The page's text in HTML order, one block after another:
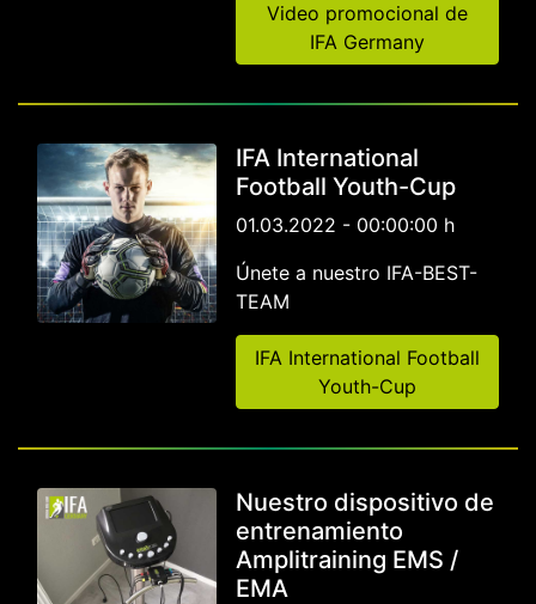
Video promocional de
IFA Germany
IFA International
Football Youth-Cup
01.03.2022 - 00:00:00 h
Únete a nuestro IFA-BEST-
TEAM
IFA International Football
Youth-Cup
Nuestro dispositivo de
entrenamiento
Amplitraining EMS /
EMA